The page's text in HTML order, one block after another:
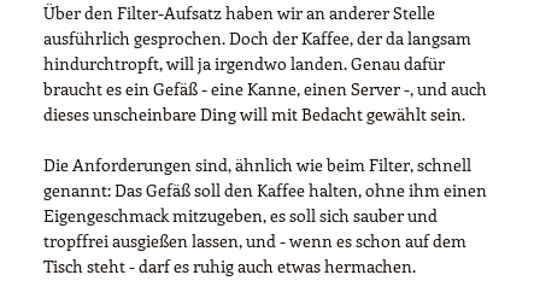
Über den Filter-Aufsatz haben wir an anderer Stelle
ausführlich gesprochen. Doch der Kaffee, der da langsam
hindurchtropft, will ja irgendwo landen. Genau dafür
braucht es ein Gefäß - eine Kanne, einen Server -, und auch
dieses unscheinbare Ding will mit Bedacht gewählt sein.
Die Anforderungen sind, ähnlich wie beim Filter, schnell
genannt: Das Gefäß soll den Kaffee halten, ohne ihm einen
Eigengeschmack mitzugeben, es soll sich sauber und
tropffrei ausgießen lassen, und - wenn es schon auf dem
Tisch steht - darf es ruhig auch etwas hermachen.